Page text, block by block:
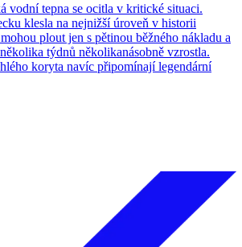
vodní tepna se ocitla v kritické situaci.
klesla na nejnižší úroveň v historii
plout jen s pětinou běžného nákladu a
týdnů několikanásobně vzrostla.
koryta navíc připomínají legendární